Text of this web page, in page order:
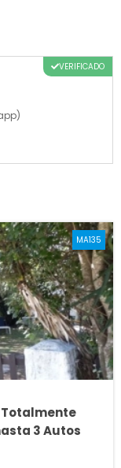
VERIFICADO
MA135
Totalmente
3 Autos